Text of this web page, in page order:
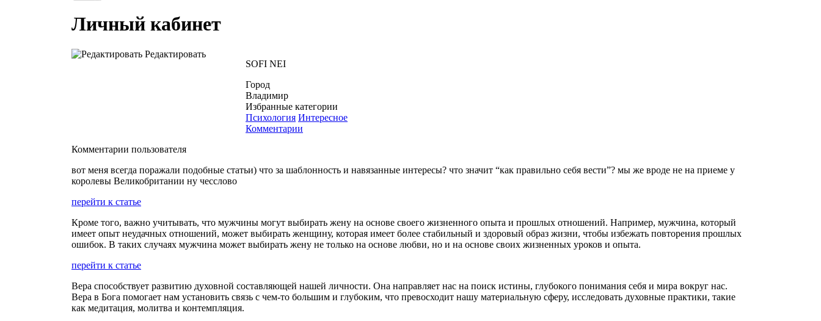
Личный кабинет
Редактировать
SOFI NEI
Город
Владимир
Избранные категории
Психология Интересное
Комментарии
Комментарии пользователя
вот меня всегда поражали подобные статьи) что за шаблонность и навязанные интересы? что значит “как правильно себя вести”? мы же вроде не на приеме у
королевы Великобритании ну чесслово
перейти к статье
Кроме того, важно учитывать, что мужчины могут выбирать жену на основе своего жизненного опыта и прошлых отношений. Например, мужчина, который
имеет опыт неудачных отношений, может выбирать женщину, которая имеет более стабильный и здоровый образ жизни, чтобы избежать повторения прошлых
ошибок. В таких случаях мужчина может выбирать жену не только на основе любви, но и на основе своих жизненных уроков и опыта.
перейти к статье
Вера способствует развитию духовной составляющей нашей личности. Она направляет нас на поиск истины, глубокого понимания себя и мира вокруг нас.
Вера в Бога помогает нам установить связь с чем-то большим и глубоким, что превосходит нашу материальную сферу, исследовать духовные практики, такие
как медитация, молитва и контемпляция.